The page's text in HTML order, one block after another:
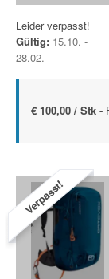
Leider verpasst!
Gültig: 15.10. -
28.02.
€ 100,00 / Stk -
Verpasst!